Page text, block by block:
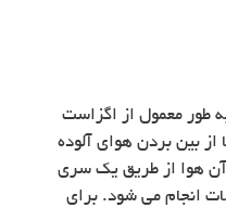
طور معمول از اگزاست
از بین بردن هوای آلوده
هوا از طریق یک سری
انجام می شود. برای